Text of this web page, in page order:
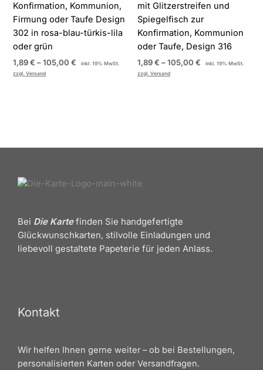
Konfirmation, Kommunion,
Firmung oder Taufe Design
302 in rosa-blau-türkis-lila
oder grün
1,89€ –105,00€
inkl. 19% MwSt.
zzgl. Versand
mit Glitzerstreifen und
Spiegelfisch zur
Konfirmation, Kommunion
oder Taufe, Design 316
1,89€ –105,00 €
inkl. 19% MwSt.
zzgl. Versand
Bei Die Kartefinden Sie handgefertigte
Glückwunschkarten, stilvolle Einladungen und
liebevoll gestaltete Papeterie für jeden Anlass.
Kontakt
Wir helfen Ihnen gerne weiter – ob bei Bestellungen,
personalisierten Karten oder Versandfragen.